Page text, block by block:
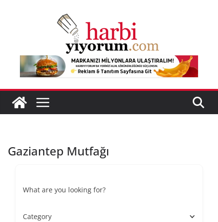
Gaziantep Mutfağı
What are you looking for?
Category